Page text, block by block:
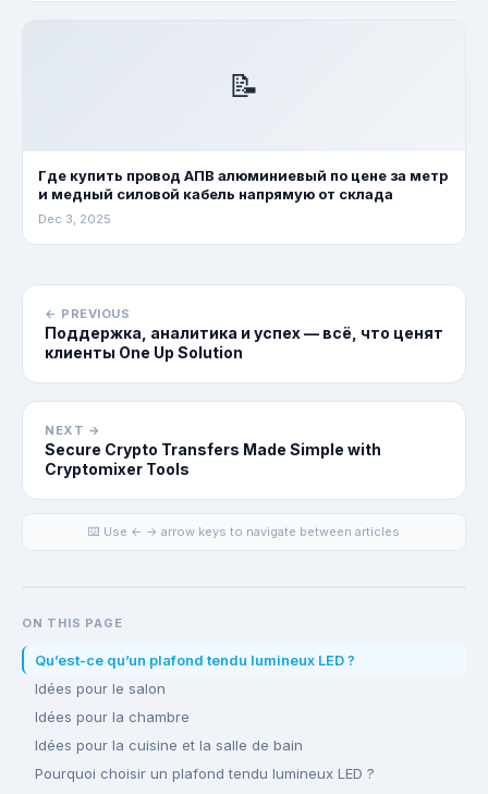
📝
Где купить провод АПВ алюминиевый по цене за метр
и медный силовой кабель напрямую от склада
Dec 3, 2025
← PREVIOUS
Поддержка, аналитика и успех — всё, что ценят
клиенты One Up Solution
NEXT →
Secure Crypto Transfers Made Simple with
Cryptomixer Tools
⌨️ Use ← → arrow keys to navigate between articles
ON THIS PAGE
Qu’est-ce qu’un plafond tendu lumineux LED ?
Idées pour le salon
Idées pour la chambre
Idées pour la cuisine et la salle de bain
Pourquoi choisir un plafond tendu lumineux LED ?